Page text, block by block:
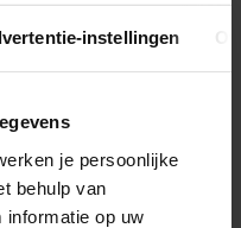
instellingen
je persoonlijke
behulp van
informatie op uw